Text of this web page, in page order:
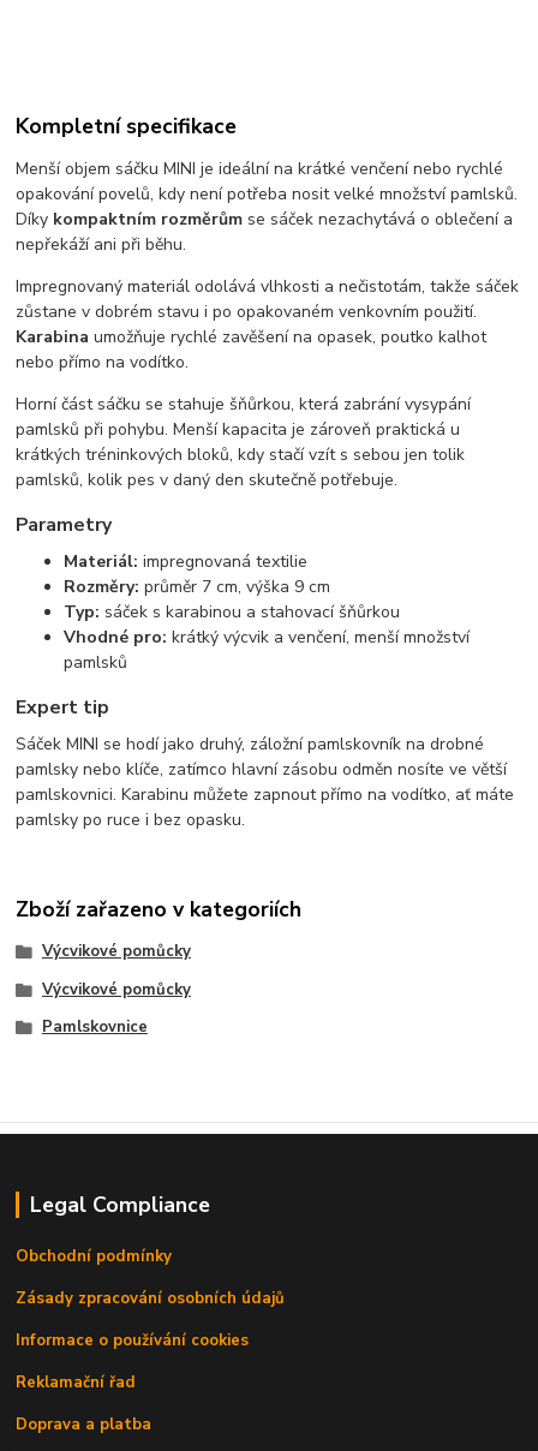
Kompletní specifikace
Menší objem sáčku MINI je ideální na krátké venčení nebo rychlé
opakování povelů, kdy není potřeba nosit velké množství pamlsků.
Díky kompaktním rozměrům se sáček nezachytává o oblečení a
nepřekáží ani při běhu.
Impregnovaný materiál odolává vlhkosti a nečistotám, takže sáček
zůstane v dobrém stavu i po opakovaném venkovním použití.
Karabina umožňuje rychlé zavěšení na opasek, poutko kalhot
nebo přímo na vodítko.
Horní část sáčku se stahuje šňůrkou, která zabrání vysypání
pamlsků při pohybu. Menší kapacita je zároveň praktická u
krátkých tréninkových bloků, kdy stačí vzít s sebou jen tolik
pamlsků, kolik pes v daný den skutečně potřebuje.
Parametry
Materiál: impregnovaná textilie
Rozměry: průměr 7 cm, výška 9 cm
Typ: sáček s karabinou a stahovací šňůrkou
Vhodné pro: krátký výcvik a venčení, menší množství
pamlsků
Expert tip
Sáček MINI se hodí jako druhý, záložní pamlskovník na drobné
pamlsky nebo klíče, zatímco hlavní zásobu odměn nosíte ve větší
pamlskovnici. Karabinu můžete zapnout přímo na vodítko, ať máte
pamlsky po ruce i bez opasku.
Zboží zařazeno v kategoriích
Výcvikové pomůcky
Výcvikové pomůcky
Pamlskovnice
Legal Compliance
Obchodní podmínky
Zásady zpracování osobních údajů
Informace o používání cookies
Reklamační řad
Doprava a platba